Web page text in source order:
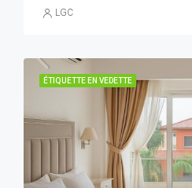
LGC
ÉTIQUETTE EN VEDETTE